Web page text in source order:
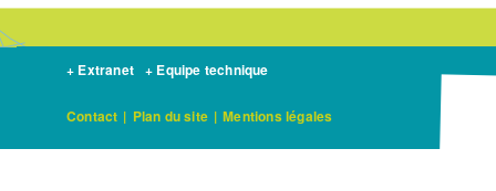
+ Extranet + Equipe technique
Contact | Plan du site | Mentions légales